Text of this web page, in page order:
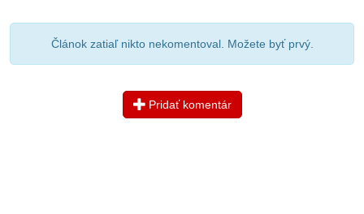
Článok zatiaľ nikto nekomentoval. Možete byť prvý.
Pridať komentár